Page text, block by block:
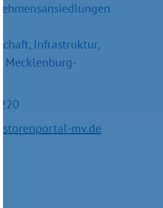
Infrastruktur,
Mecklenburg-
mv.de